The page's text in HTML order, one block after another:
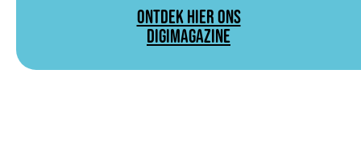
ONTDEK HIER ONS
DIGIMAGAZINE